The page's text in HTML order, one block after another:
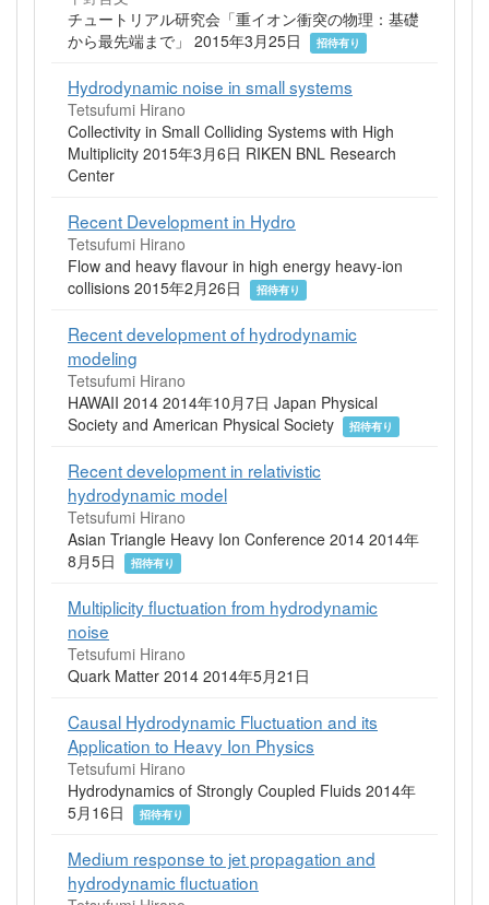
チュートリアル研究会「重イオン衝突の物理：基礎
から最先端まで」 2015年3月25日
招待有り
Hydrodynamic noise in small systems
Tetsufumi Hirano
Collectivity in Small Colliding Systems with High
Multiplicity 2015年3月6日 RIKEN BNL Research
Center
Recent Development in Hydro
Tetsufumi Hirano
Flow and heavy flavour in high energy heavy-ion
collisions 2015年2月26日
招待有り
Recent development of hydrodynamic
modeling
Tetsufumi Hirano
HAWAII 2014 2014年10月7日 Japan Physical
Society and American Physical Society
招待有り
Recent development in relativistic
hydrodynamic model
Tetsufumi Hirano
Asian Triangle Heavy Ion Conference 2014 2014年
8月5日
招待有り
Multiplicity fluctuation from hydrodynamic
noise
Tetsufumi Hirano
Quark Matter 2014 2014年5月21日
Causal Hydrodynamic Fluctuation and its
Application to Heavy Ion Physics
Tetsufumi Hirano
Hydrodynamics of Strongly Coupled Fluids 2014年
5月16日
招待有り
Medium response to jet propagation and
hydrodynamic fluctuation